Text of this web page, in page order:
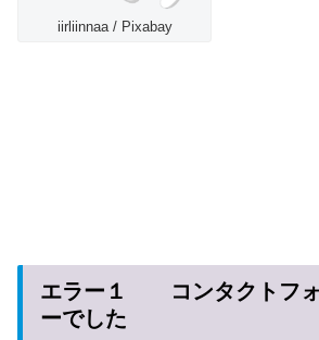
iirliinnaa / Pixabay
エラー１ コンタクトフォ
ーでした